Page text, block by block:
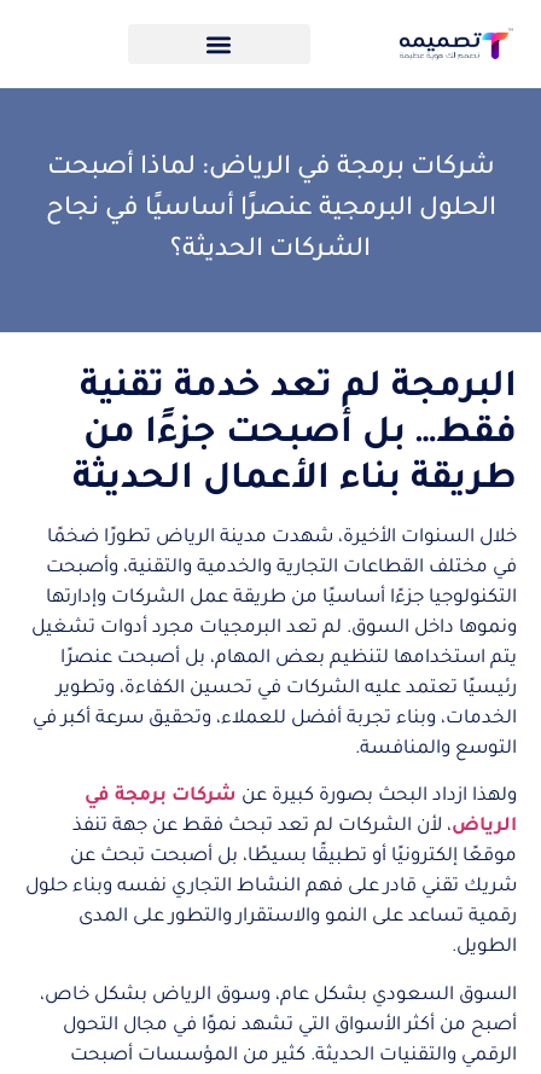
شركات برمجة في الرياض: لماذا أصبحت
الحلول البرمجية عنصرًا أساسيًا في نجاح
الشركات الحديثة؟
البرمجة لم تعد خدمة تقنية
فقط… بل أصبحت جزءًا من
طريقة بناء الأعمال الحديثة
خلال السنوات الأخيرة، شهدت مدينة الرياض تطورًا ضخمًا
في مختلف القطاعات التجارية والخدمية والتقنية، وأصبحت
التكنولوجيا جزءًا أساسيًا من طريقة عمل الشركات وإدارتها
ونموها داخل السوق. لم تعد البرمجيات مجرد أدوات تشغيل
يتم استخدامها لتنظيم بعض المهام، بل أصبحت عنصرًا
رئيسيًا تعتمد عليه الشركات في تحسين الكفاءة، وتطوير
الخدمات، وبناء تجربة أفضل للعملاء، وتحقيق سرعة أكبر في
التوسع والمنافسة.
ولهذا ازداد البحث بصورة كبيرة عن شركات برمجة في
الرياض، لأن الشركات لم تعد تبحث فقط عن جهة تنفذ
موقعًا إلكترونيًا أو تطبيقًا بسيطًا، بل أصبحت تبحث عن
شريك تقني قادر على فهم النشاط التجاري نفسه وبناء حلول
رقمية تساعد على النمو والاستقرار والتطور على المدى
الطويل.
السوق السعودي بشكل عام، وسوق الرياض بشكل خاص،
أصبح من أكثر الأسواق التي تشهد نموًا في مجال التحول
الرقمي والتقنيات الحديثة. كثير من المؤسسات أصبحت